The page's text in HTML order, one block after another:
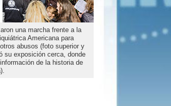
una marcha frente a la
Americana para
abusos (foto superior y
su exposición cerca, donde
de la historia de